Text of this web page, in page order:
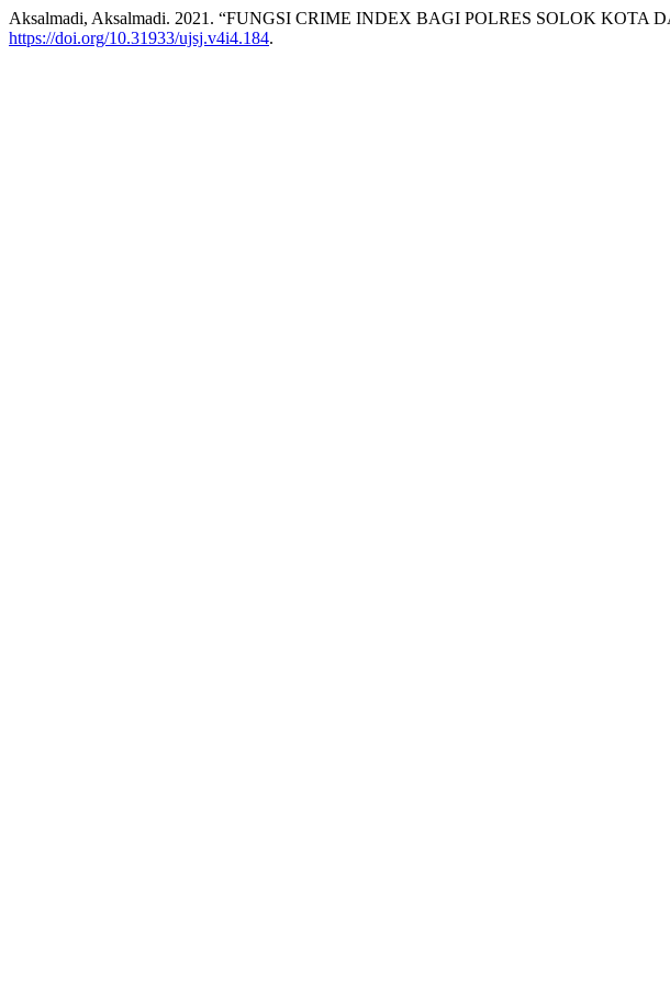
Aksalmadi, Aksalmadi. 2021. “FUNGSI CRIME INDEX BAGI POLRES SOLOK
https://doi.org/10.31933/ujsj.v4i4.184.